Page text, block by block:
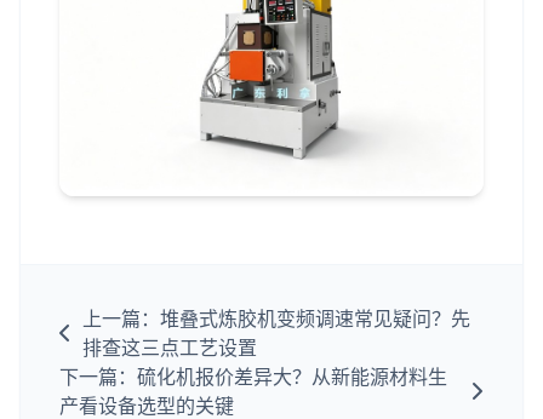
上一篇：堆叠式炼胶机变频调速常见疑问？先
排查这三点工艺设置
下一篇：硫化机报价差异大？从新能源材料生
产看设备选型的关键